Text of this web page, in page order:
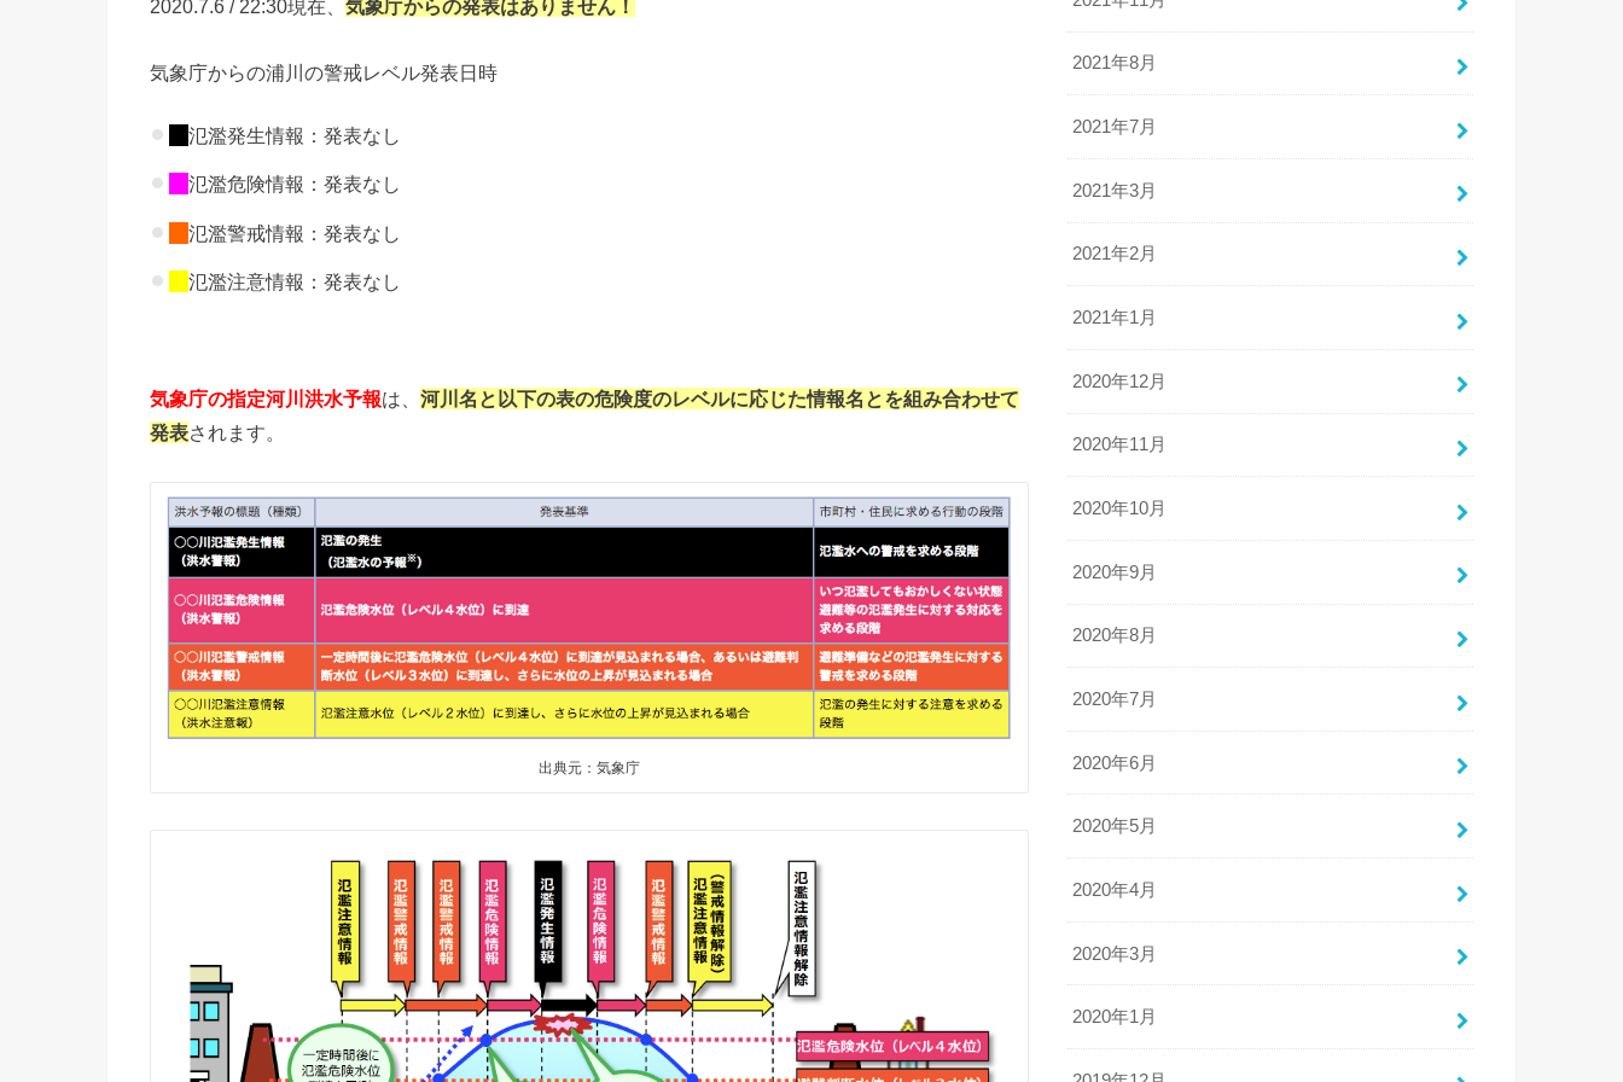
2020.7.6 / 22:30現在、 気象庁からの発表はありません！
気象庁からの浦川の警戒レベル発表日時
氾濫発生情報：発表なし
氾濫危険情報：発表なし
氾濫警戒情報：発表なし
氾濫注意情報：発表なし
気象庁の指定河川洪水予報は、 河川名と以下の表の危険度のレベルに応じた情報名とを組み合わせて
発表されます。
出典元：気象庁
2021年8月
2021年7月
2021年3月
2021年2月
2021年1月
2020年12月
2020年11月
2020年10月
2020年9月
2020年8月
2020年7月
2020年6月
2020年5月
2020年4月
2020年3月
2020年1月